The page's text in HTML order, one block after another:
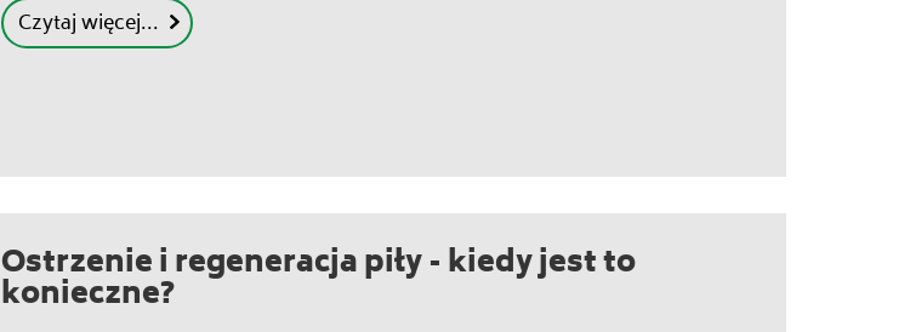
Czytaj więcej...
Ostrzenie i regeneracja piły - kiedy jest to
konieczne?